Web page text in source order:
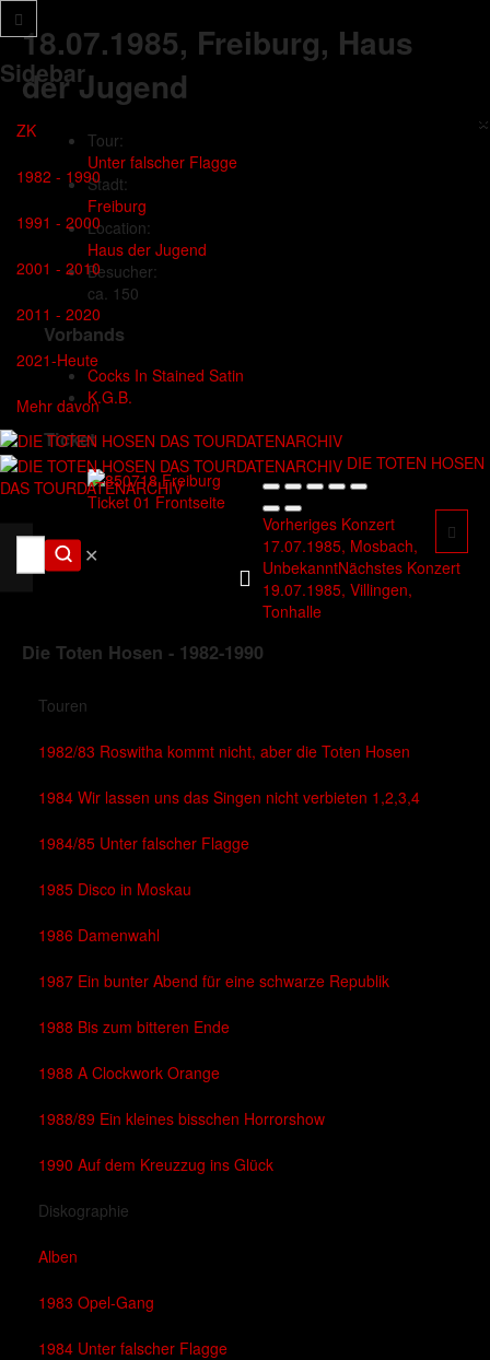
Sidebar
×
ZK
1982 - 1990
1991 - 2000
2001 - 2010
2011 - 2020
2021-Heute
Mehr davon
DIE TOTEN HOSEN
DAS TOURDATENARCHIV
✕
18.07.1985, Freiburg, Haus
der Jugend
Tour:
Unter falscher Flagge
Stadt:
Freiburg
Location:
Haus der Jugend
Besucher:
ca. 150
Vorbands
Cocks In Stained Satin
K.G.B.
Ticket
Vorheriges Konzert
17.07.1985, Mosbach,
UnbekanntNächstes Konzert
19.07.1985, Villingen,
Tonhalle
Die Toten Hosen - 1982-1990
Touren
1982/83 Roswitha kommt nicht, aber die Toten Hosen
1984 Wir lassen uns das Singen nicht verbieten 1,2,3,4
1984/85 Unter falscher Flagge
1985 Disco in Moskau
1986 Damenwahl
1987 Ein bunter Abend für eine schwarze Republik
1988 Bis zum bitteren Ende
1988 A Clockwork Orange
1988/89 Ein kleines bisschen Horrorshow
1990 Auf dem Kreuzzug ins Glück
Diskographie
Alben
1983 Opel-Gang
1984 Unter falscher Flagge